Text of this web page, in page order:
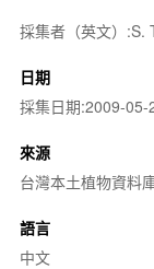
採集者（英文）:S.
日期
採集日期:2009-05-
來源
台灣本土植物資料
語言
中文